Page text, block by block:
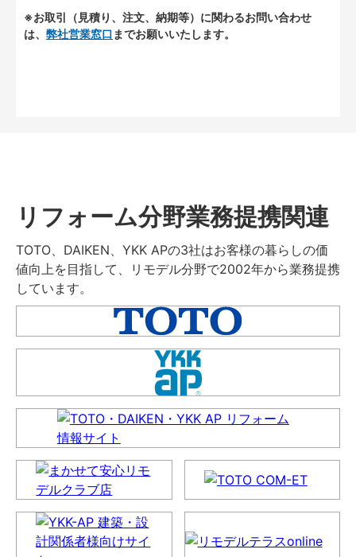
※お取引（見積り、注文、納期等）に関わるお問い合わせ
は、 弊社営業窓口 までお願いいたします。
リフォーム分野業務提携関連
TOTO、DAIKEN、YKK APの3社はお客様の暮らしの価
値向上を目指して、リモデル分野で2002年から業務提携
しています。